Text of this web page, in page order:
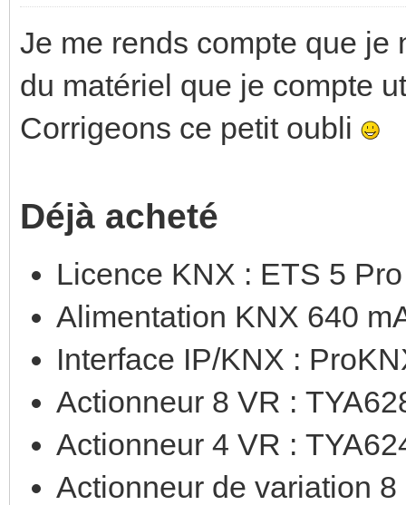
Je me rends compte que je
du matériel que je compte
Corrigeons ce petit oubli
Déjà acheté
Licence KNX : ETS 5 Pro
Alimentation KNX 640
Interface IP/KNX :
Actionneur 8 VR :
Actionneur 4 VR :
Actionneur de variation